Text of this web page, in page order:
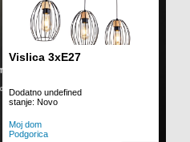
vila 560m2 sa
Begovine -
560
Vislica 3xE27
Dodatno undefined
stanje: Novo
Moj dom
Podgorica